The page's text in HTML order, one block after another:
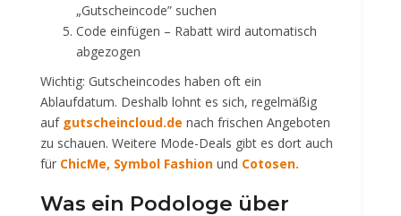
„Gutscheincode” suchen
Code einfügen – Rabatt wird automatisch
abgezogen
Wichtig: Gutscheincodes haben oft ein
Ablaufdatum. Deshalb lohnt es sich, regelmäßig
auf gutscheincloud.de nach frischen Angeboten
zu schauen. Weitere Mode-Deals gibt es dort auch
für ChicMe, Symbol Fashion und Cotosen.
Was ein Podologe über